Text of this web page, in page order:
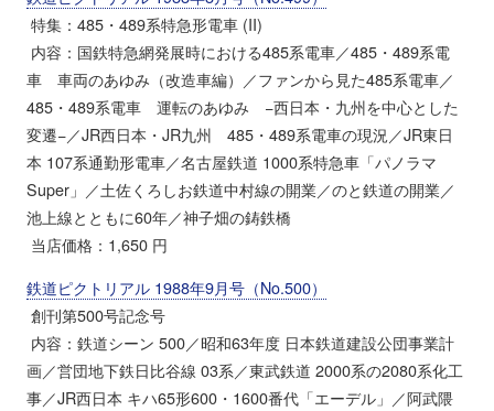
特集：485・489系特急形電車 (II)
内容：国鉄特急網発展時における485系電車／485・489系電
車 車両のあゆみ（改造車編）／ファンから見た485系電車／
485・489系電車 運転のあゆみ −西日本・九州を中心とした
変遷−／JR西日本・JR九州 485・489系電車の現況／JR東日
本 107系通勤形電車／名古屋鉄道 1000系特急車「パノラマ
Super」／土佐くろしお鉄道中村線の開業／のと鉄道の開業／
池上線とともに60年／神子畑の鋳鉄橋
当店価格：1,650 円
鉄道ピクトリアル 1988年9月号（No.500）
創刊第500号記念号
内容：鉄道シーン 500／昭和63年度 日本鉄道建設公団事業計
画／営団地下鉄日比谷線 03系／東武鉄道 2000系の2080系化工
事／JR西日本 キハ65形600・1600番代「エーデル」／阿武隈